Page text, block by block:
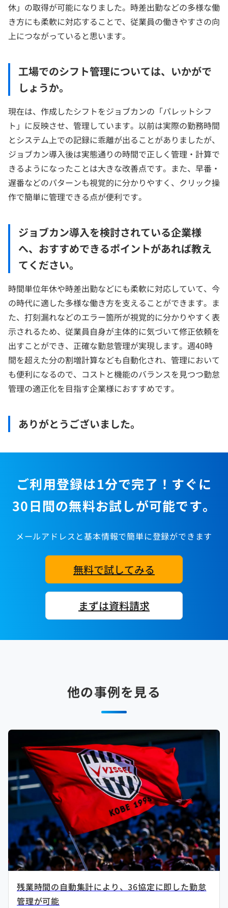
休」の取得が可能になりました。時差出勤などの多様な働
き方にも柔軟に対応することで、従業員の働きやすさの向
上につながっていると思います。
工場でのシフト管理については、いかがで
しょうか。
現在は、作成したシフトをジョブカンの「パレットシフ
ト」に反映させ、管理しています。以前は実際の勤務時間
とシステム上での記録に乖離が出ることがありましたが、
ジョブカン導入後は実態通りの時間で正しく管理・計算で
きるようになったことは大きな改善点です。また、早番・
遅番などのパターンも視覚的に分かりやすく、クリック操
作で簡単に管理できる点が便利です。
ジョブカン導入を検討されている企業様
へ、おすすめできるポイントがあれば教え
てください。
時間単位年休や時差出勤などにも柔軟に対応していて、今
の時代に適した多様な働き方を支えることができます。ま
た、打刻漏れなどのエラー箇所が視覚的に分かりやすく表
示されるため、従業員自身が主体的に気づいて修正依頼を
出すことができ、正確な勤怠管理が実現します。週40時
間を超えた分の割増計算なども自動化され、管理において
も便利になるので、コストと機能のバランスを見つつ勤怠
管理の適正化を目指す企業様におすすめです。
ありがとうございました。
ご利用登録は1分で完了！すぐに
30日間の無料お試しが可能です。
メールアドレスと基本情報で簡単に登録ができます
無料で試してみる
まずは資料請求
他の事例を見る
残業時間の自動集計により、36協定に即した勤怠
管理が可能